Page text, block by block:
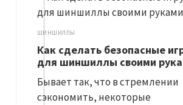
ШИНШИЛЛЫ
Как сделать безопасные
для шиншиллы своими
Бывает так, что в стремлении
сэкономить, некоторые